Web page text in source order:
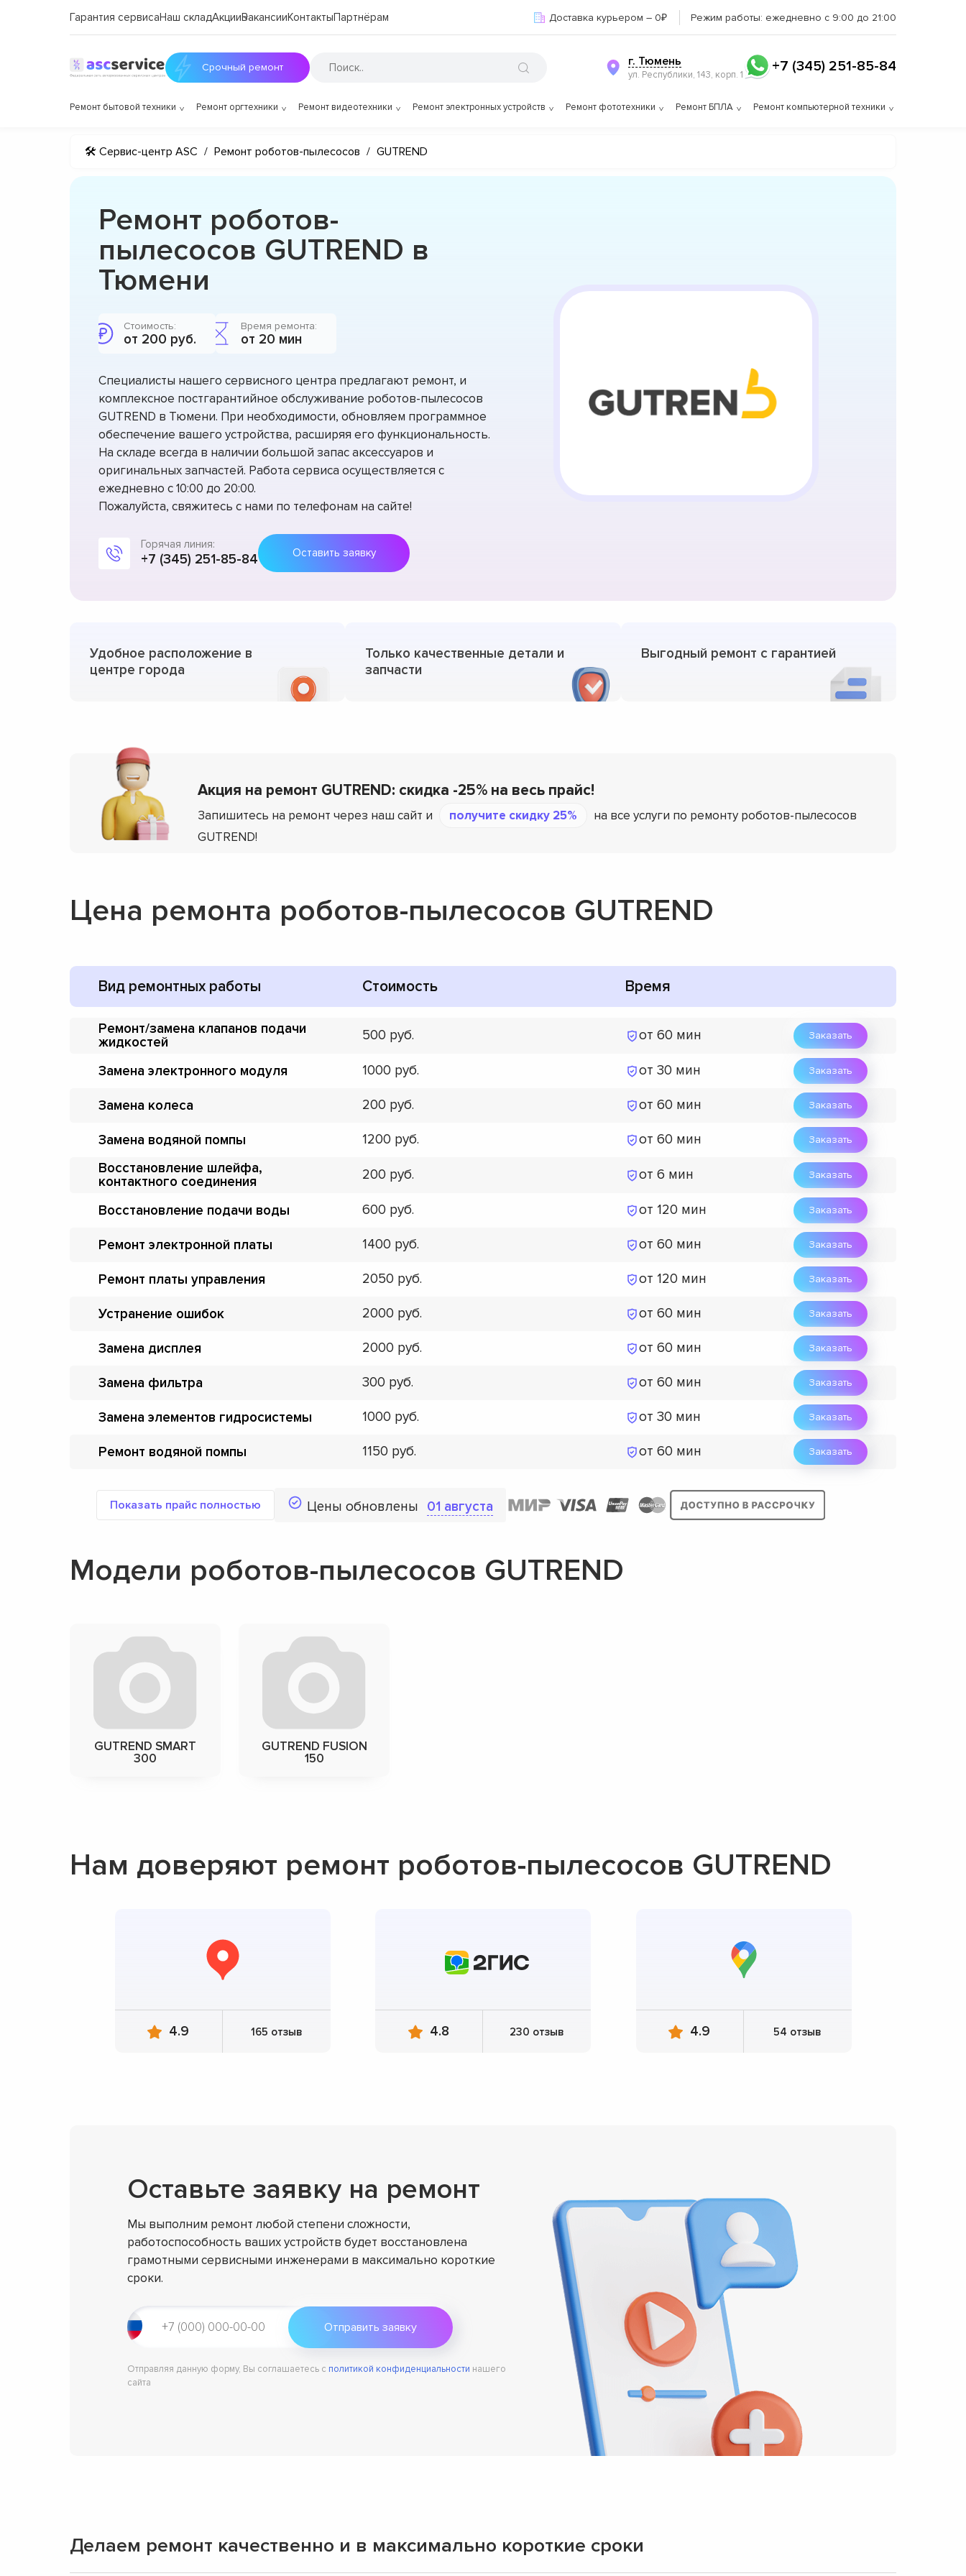
Гарантия сервисаНаш складАкцииВакансииКонтактыПартнёрам Доставка курьером – 0₽ Режим работы: ежедневно с 9:00 до 21:00
Срочный ремонт г. Тюмень
ул. Республики, 143, корп. 1 +7 (345) 251-85-84
Ремонт бытовой техники Ремонт оргтехники Ремонт видеотехники Ремонт электронных устройств Ремонт фототехники Ремонт БПЛА Ремонт компьютерной техники
🛠 Сервис-центр ASC / Ремонт роботов-пылесосов / GUTREND
Ремонт роботов-
пылесосов GUTREND в
Тюмени
Стоимость:
от 200 руб.
Время ремонта:
от 20 мин
Специалисты нашего сервисного центра предлагают ремонт, и
комплексное постгарантийное обслуживание роботов-пылесосов
GUTREND в Тюмени. При необходимости, обновляем программное
обеспечение вашего устройства, расширяя его функциональность.
На складе всегда в наличии большой запас аксессуаров и
оригинальных запчастей. Работа сервиса осуществляется с
ежедневно с 10:00 до 20:00.
Пожалуйста, свяжитесь с нами по телефонам на сайте!
Горячая линия:
+7 (345) 251-85-84 Оставить заявку
Удобное расположение в
центре города
Только качественные детали и
запчасти
Выгодный ремонт с гарантией
Акция на ремонт GUTREND: скидка -25% на весь прайс!
Запишитесь на ремонт через наш сайт и получите скидку 25%
на все услуги по ремонту роботов-пылесосов
GUTREND!
Цена ремонта роботов-пылесосов GUTREND
Вид ремонтных работы Стоимость Время
Ремонт/замена клапанов подачи
жидкостей
500 от 60 мин Заказать
Замена электронного модуля 1000 от 30 мин Заказать
Замена колеса 200 от 60 мин Заказать
Замена водяной помпы 1200 от 60 мин Заказать
Восстановление шлейфа,
контактного соединения
200 от 6 мин Заказать
Восстановление подачи воды 600 от 120 мин Заказать
Ремонт электронной платы 1400 от 60 мин Заказать
Ремонт платы управления 2050 от 120 мин Заказать
Устранение ошибок 2000 от 60 мин Заказать
Замена дисплея 2000 от 60 мин Заказать
Замена фильтра 300 от 60 мин Заказать
Замена элементов гидросистемы 1000 от 30 мин Заказать
Ремонт водяной помпы 1150 от 60 мин Заказать
Показать прайс полностью Цены обновлены 01 августа
Модели роботов-пылесосов GUTREND
GUTREND SMART
300
GUTREND FUSION
150
Нам доверяют ремонт роботов-пылесосов GUTREND
4.9 165 отзыв 4.8 230 отзыв 4.9 54 отзыв
Оставьте заявку на ремонт
Мы выполним ремонт любой степени сложности,
работоспособность ваших устройств будет восстановлена
грамотными сервисными инженерами в максимально короткие
сроки.
Отправляя данную форму, Вы соглашаетесь с политикой конфиденциальности нашего
сайта
Делаем ремонт качественно и в максимально короткие сроки